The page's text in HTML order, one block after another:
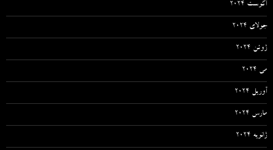
آگوست 2024
جولای 2024
ژوئن 2024
می 2024
آوریل 2024
مارس 2024
ژانویه 2024